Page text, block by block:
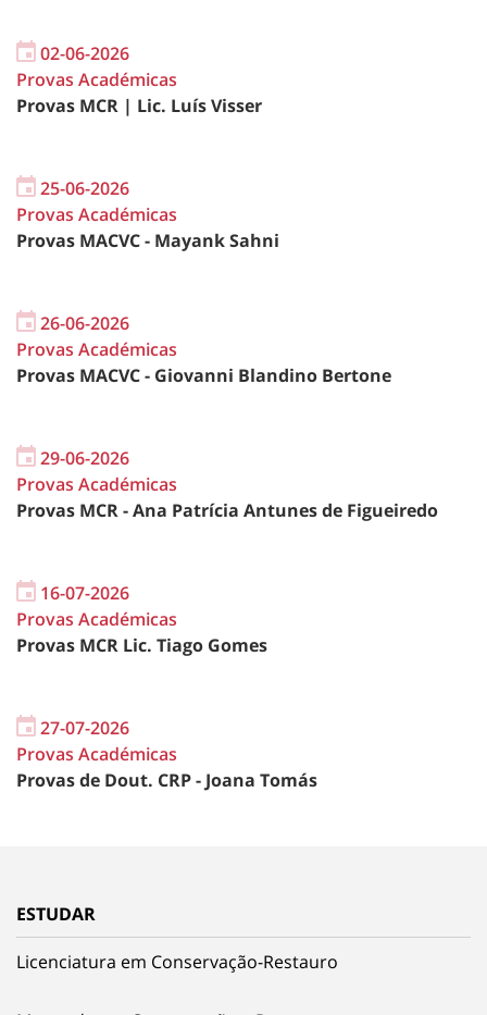
02-06-2026
Provas Académicas
Provas MCR | Lic. Luís Visser
25-06-2026
Provas Académicas
Provas MACVC - Mayank Sahni
26-06-2026
Provas Académicas
Provas MACVC - Giovanni Blandino Bertone
29-06-2026
Provas Académicas
Provas MCR - Ana Patrícia Antunes de Figueiredo
16-07-2026
Provas Académicas
Provas MCR Lic. Tiago Gomes
27-07-2026
Provas Académicas
Provas de Dout. CRP - Joana Tomás
ESTUDAR
Licenciatura em Conservação-Restauro